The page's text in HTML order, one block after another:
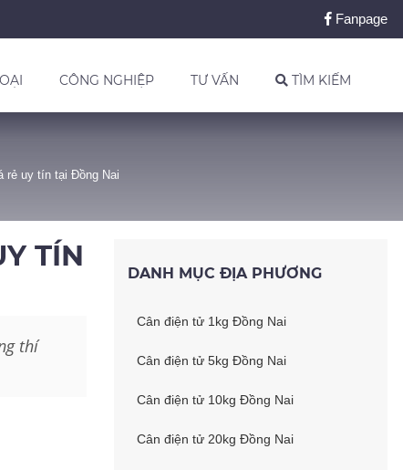
Fanpage
CÔNG NGHIỆP TƯ VẤN TÌM KIẾM
rẻ uy tín tại Đồng Nai
TÍN
thí
DANH MỤC ĐỊA PHƯƠNG
Cân điện tử 1kg Đồng Nai
Cân điện tử 5kg Đồng Nai
Cân điện tử 10kg Đồng Nai
Cân điện tử 20kg Đồng Nai